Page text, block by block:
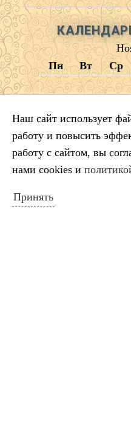
Пн
Вт Ср
10
11 12
17
18 19
24
25 26
Наш сайт использует
работу и повысить
работу с сайтом, вы
нами cookies и
Принять